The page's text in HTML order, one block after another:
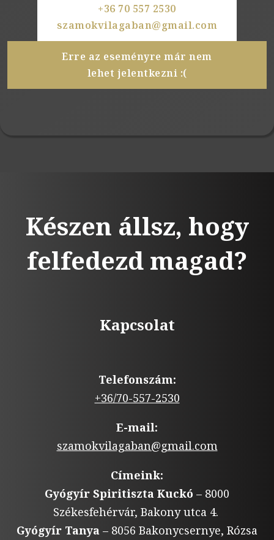
+36 70 557 2530
szamokvilagaban@gmail.com
Erre az eseményre már nem
lehet jelentkezni :(
Készen állsz, hogy
felfedezd magad?
Kapcsolat
Telefonszám:
+36/70-557-2530
E-mail:
szamokvilagaban@gmail.com
Címeink:
Gyógyír Spiritiszta Kuckó – 8000
Székesfehérvár, Bakony utca 4.
Gyógyír Tanya – 8056 Bakonycsernye, Rózsa